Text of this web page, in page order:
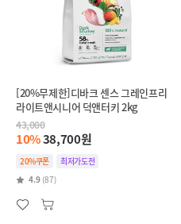
[20%무제한]디바크 센스 그레인프리
라이트앤시니어 덕앤터키 2kg
43,000
10%38,700원
20%쿠폰
최저가도전
4.9 (87)